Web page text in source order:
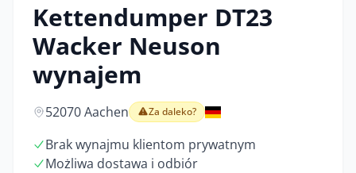
Kettendumper DT23
Wacker Neuson
wynajem
52070 Aachen Za daleko?
Brak wynajmu klientom prywatnym
Możliwa dostawa i odbiór